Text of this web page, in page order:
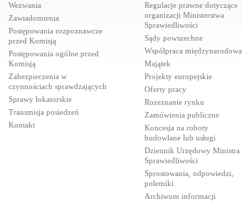
Wezwania
Zawiadomienia
Postępowania rozpoznawcze
przed Komisją
Postępowania ogólne przed
Komisją
Zabezpieczenia w
czynnościach sprawdzających
Sprawy lokatorskie
Transmisja posiedzeń
Kontakt
Regulacje prawne dotyczące
organizacji Ministerstwa
Sprawiedliwości
Sądy powszechne
Współpraca międzynarodowa
Majątek
Projekty europejskie
Oferty pracy
Rozeznanie rynku
Zamówienia publiczne
Koncesja na roboty
budowlane lub usługi
Dziennik Urzędowy Ministra
Sprawiedliwości
Sprostowania, odpowiedzi,
polemiki
Archiwum informacji